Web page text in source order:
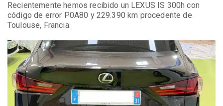
Recientemente hemos recibido un LEXUS IS 300h con
código de error P0A80 y 229.390 km procedente de
Toulouse, Francia.